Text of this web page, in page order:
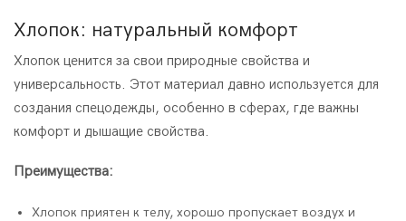
Хлопок: натуральный комфорт
Хлопок ценится за свои природные свойства и
универсальность. Этот материал давно используется для
создания спецодежды, особенно в сферах, где важны
комфорт и дышащие свойства.
Преимущества:
Хлопок приятен к телу, хорошо пропускает воздух и